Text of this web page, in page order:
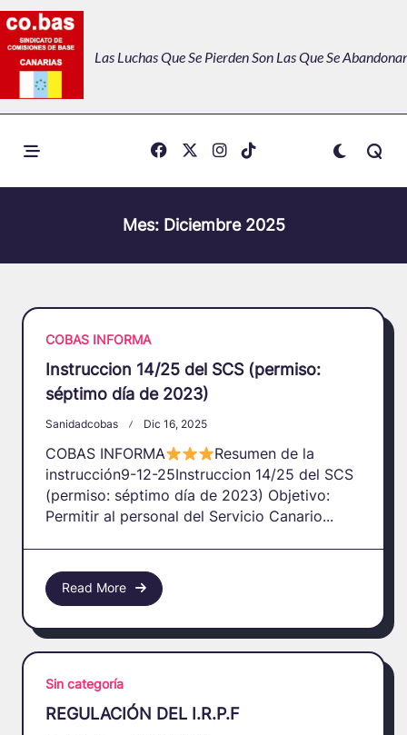
Skip
to
content
Las Luchas Que Se Pierden Son Las Que Se
Mes: Diciembre 2025
COBAS INFORMA
Instruccion 14/25 del SCS (permiso:
séptimo día de 2023)
Sanidadcobas Dic 16, 2025
COBAS INFORMA
Resumen de la
instrucción9-12-25Instruccion 14/25 del SCS
(permiso: séptimo día de 2023) Objetivo:
Permitir al personal del Servicio Canario...
Read More
Sin categoría
REGULACIÓN DEL I.R.P.F